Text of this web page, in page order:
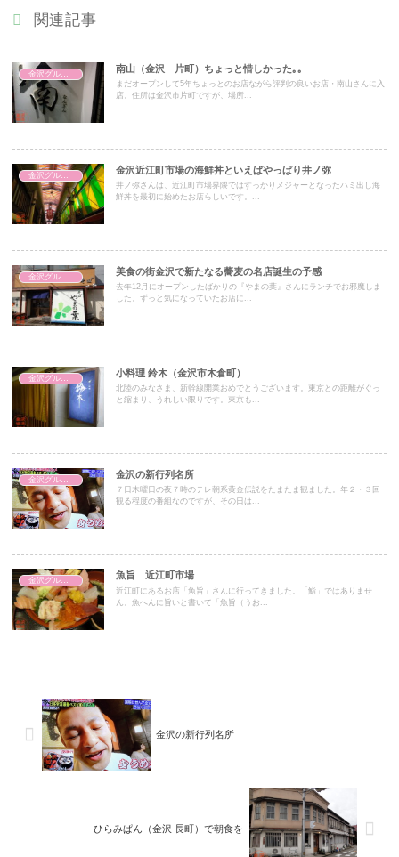
関連記事
南山（金沢 片町）ちょっと惜しかった｡｡
まだオープンして5年ちょっとのお店ながら評判の良いお店・南山さんに入
店。住所は金沢市片町ですが、場所...
金沢近江町市場の海鮮丼といえばやっぱり井ノ弥
井ノ弥さんは、近江町市場界隈ではすっかりメジャーとなったハミ出し海
鮮丼を最初に始めたお店らしいです。...
美食の街金沢で新たなる蕎麦の名店誕生の予感
去年12月にオープンしたばかりの『やまの葉』さんにランチでお邪魔しま
した。ずっと気になっていたお店に...
小料理 鈴木（金沢市木倉町）
北陸のみなさま、新幹線開業おめでとうございます。東京との距離がぐっ
と縮まり、うれしい限りです。東京も...
金沢の新行列名所
７日木曜日の夜７時のテレ朝系黄金伝説をたまたま観ました。年２・３回
観る程度の番組なのですが、その日は...
金沢グルメ・和系
魚旨 近江町市場
近江町にあるお店「魚旨」さんに行ってきました。「鮨」ではありませ
ん。魚へんに旨いと書いて「魚旨（うお...
金沢の新行列名所
ひらみぱん（金沢 長町）で朝食を